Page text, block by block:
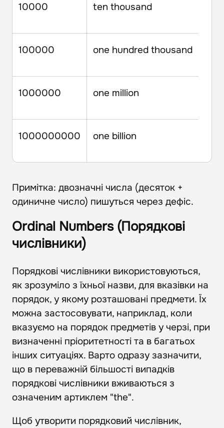
10000 ten thousand
100000 one hundred thousand
1000000 one million
1000000000 one billion
Примітка: двозначні числа (десяток +
одиничне число) пишуться через дефіс.
Ordinal Numbers (Порядкові
числівники)
Порядкові числівники використовуються,
як зрозуміло з їхньої назви, для вказівки на
порядок, у якому розташовані предмети. Їх
можна застосовувати, наприклад, коли
вказуємо на порядок предметів у черзі, при
визначенні пріоритетності та в багатьох
інших ситуаціях. Варто одразу зазначити,
що в переважній більшості випадків
порядкові числівники вживаються з
означеним артиклем "the".
Щоб утворити порядковий числівник,